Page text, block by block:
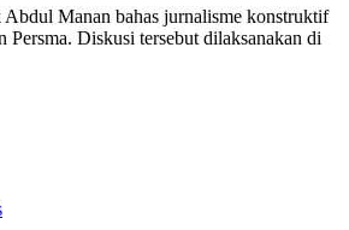
Abdul Manan bahas jurnalisme konstruktif
Persma. Diskusi tersebut dilaksanakan di